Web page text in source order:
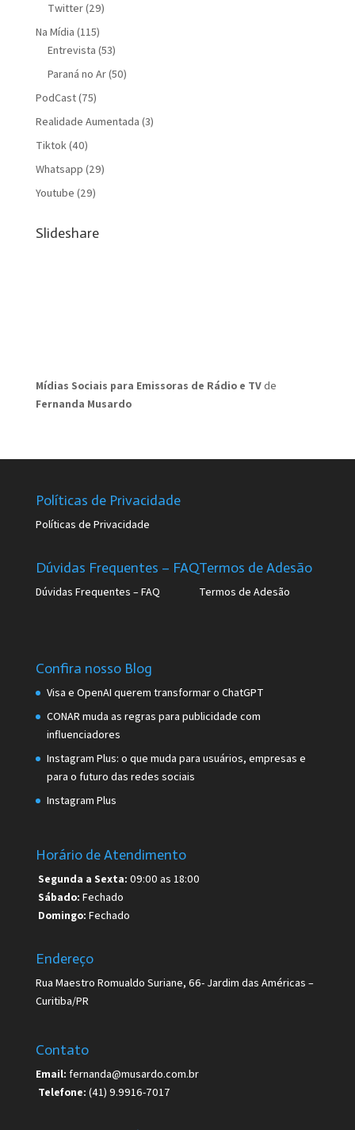
Twitter(29)
Na Mídia (115)
Entrevista (53)
Paraná no Ar(50)
PodCast(75)
Realidade Aumentada (3)
Tiktok(40)
Whatsapp (29)
Youtube (29)
Slideshare
Mídias Sociais para Emissoras de Rádio e TVde
Fernanda Musardo
Políticas de Privacidade
Políticas de Privacidade
Dúvidas Frequentes – FAQ
Dúvidas Frequentes – FAQ
Termos de Adesão
Termos de Adesão
Confira nosso Blog
Visa e OpenAI querem transformar o ChatGPT
CONAR muda as regras para publicidade com
influenciadores
Instagram Plus: o que muda para usuários, empresas e
para o futuro das redes sociais
Instagram Plus
Horário de Atendimento
Segunda a Sexta: 09:00 as 18:00
Sábado: Fechado
Domingo: Fechado
Endereço
Rua Maestro Romualdo Suriane, 66- Jardim das Américas –
Curitiba/PR
Contato
Email: fernanda@musardo.com.br
Telefone: (41) 9.9916-7017